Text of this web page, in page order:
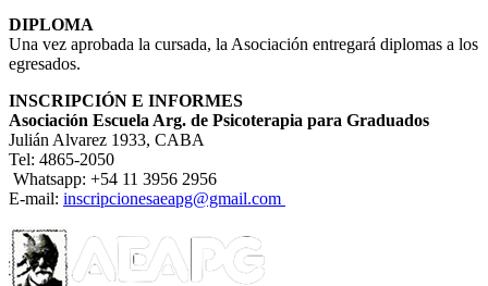
DIPLOMA
Una vez aprobada la cursada, la Asociación entregará diplomas a los
egresados.
INSCRIPCIÓN E INFORMES
Asociación Escuela Arg. de Psicoterapia para Graduados
Julián Alvarez 1933, CABA
Tel: 4865-2050
Whatsapp: +54 11 3956 2956
E-mail: inscripcionesaeapg@gmail.com